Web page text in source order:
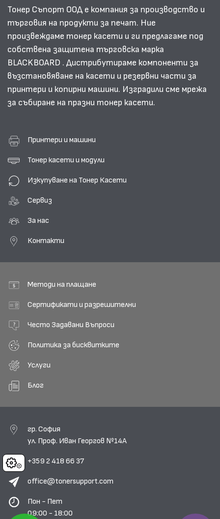
Cookies
Тонер Съпорт ООД е компания за производство и
търговия на продукти за печат. Ние
произвеждаме тонер касети и ги предлагаме под
собствена защитена търговска марка
BLACKBOARD . Дистрибутираме компоненти за
възстановяване на касети и резервни части за
принтери и копирни машини. Изградили сме мрежа
за събиране на празни тонер касети.
Принтери и машини
Тонер касети и модули
Изкупуване на Тонер Касети
Сервиз
За нас
Контакти
Методи на плащане
Сертификати и разрешителни
Често Задавани Въпроси
Политика за бисквитките
Услуги
Блог
гр. София
ул. Проф. Иван Георгов №14А
+359 2 418 66 37
office@tonersupport.com
Пон - Пет
09:00 - 18:00